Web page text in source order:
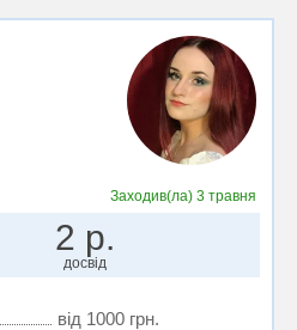
Заходив(ла) 3 травня
2 р.
досвід
від 1000 грн.